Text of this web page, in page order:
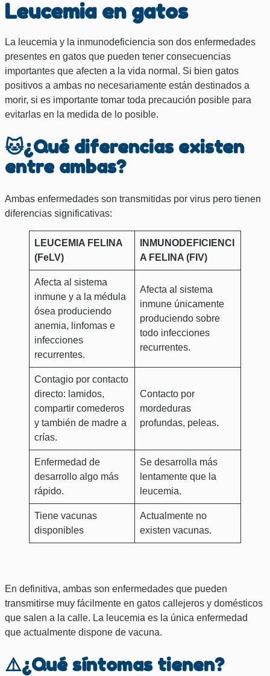
Leucemia en gatos
La leucemia y la inmunodeficiencia son dos enfermedades
presentes en gatos que pueden tener consecuencias
importantes que afecten a la vida normal. Si bien gatos
positivos a ambas no necesariamente están destinados a
morir, si es importante tomar toda precaución posible para
evitarlas en la medida de lo posible.
🐱¿Qué diferencias existen
entre ambas?
Ambas enfermedades son transmitidas por virus pero tienen
diferencias significativas:
LEUCEMIA FELINA
(FeLV)
INMUNODEFICIENCI
A FELINA (FIV)
Afecta al sistema
inmune y a la médula
ósea produciendo
anemia, linfomas e
infecciones
recurrentes.
Afecta al sistema
inmune únicamente
produciendo sobre
todo infecciones
recurrentes.
Contagio por contacto
directo: lamidos,
compartir comederos
y también de madre a
crías.
Contacto por
mordeduras
profundas, peleas.
Enfermedad de
desarrollo algo más
rápido.
Se desarrolla más
lentamente que la
leucemia.
Tiene vacunas
disponibles
Actualmente no
existen vacunas.
En definitiva, ambas son enfermedades que pueden
transmitirse muy fácilmente en gatos callejeros y domésticos
que salen a la calle. La leucemia es la única enfermedad
que actualmente dispone de vacuna.
⚠️¿Qué síntomas tienen?